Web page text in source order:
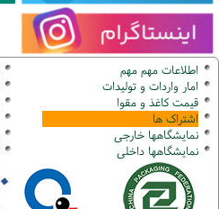
اطلاعات مهم مهم
امار واردات و تولیدات
قیمت کاغذ و مقوا
اشتراک ها
نمایشگاهها خارجی
نمایشگاهها داخلی